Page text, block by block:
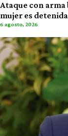
Ataque con
mujer es detenida
6 agosto, 2026